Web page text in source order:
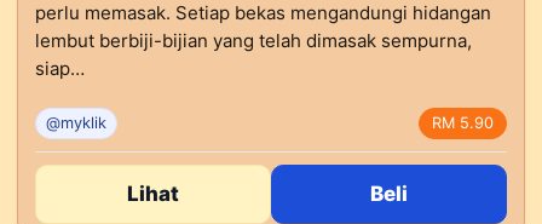
perlu memasak. Setiap bekas mengandungi hidangan
lembut berbiji-bijian yang telah dimasak sempurna,
siap…
@myklik RM 5.90
Lihat Beli